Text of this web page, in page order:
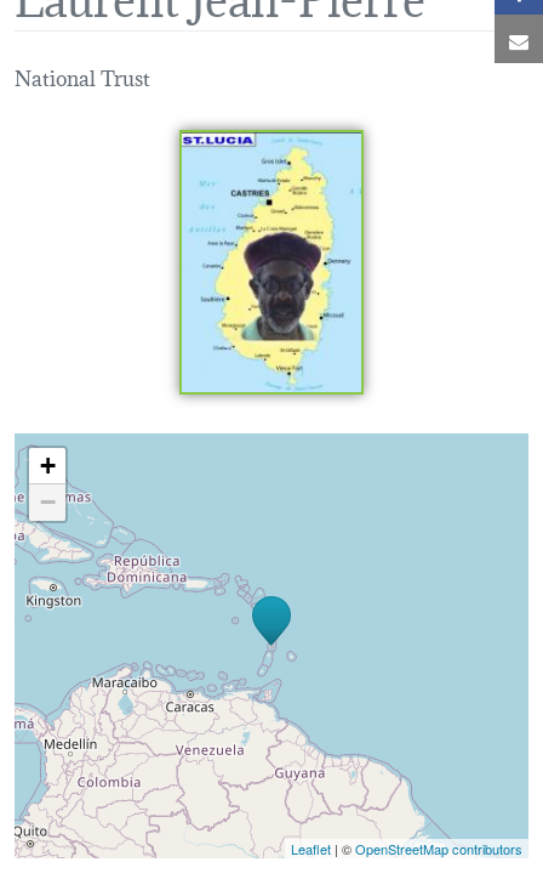
National Trust
Loading map...
+
−
Leaflet | ©OpenStreetMap contributors